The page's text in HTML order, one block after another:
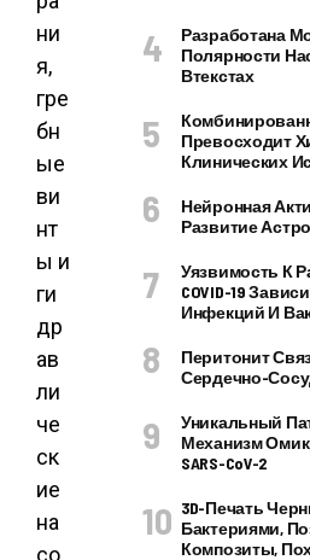
ни
я,
гре
бн
ые
ви
нт
ы и
ги
др
ав
ли
че
ск
ие
на
со
Разработана
Полярности
Втекстах
Превосходит
Клинических
Нейронная
Развитие
Уязвимость К
COVID-19
Инфекций И
Перитонит
Сердечно-
Уникальный
Механизм
SARS-CoV-2
3D-Печать
Бактериями,
Композиты,